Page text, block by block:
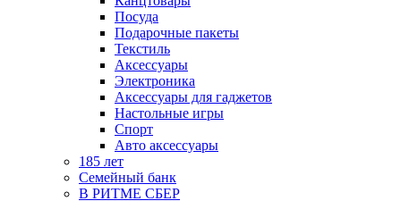
Посуда
Подарочные пакеты
Текстиль
Аксессуары
Электроника
Аксессуары для гаджетов
Настольные игры
Спорт
Авто аксессуары
185 лет
Семейный банк
В РИТМЕ СБЕР